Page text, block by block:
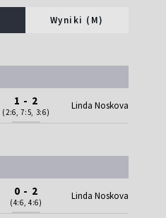
Wyniki (M)
1 - 2
(2:6, 7:5, 3:6)
Linda Noskova
0 - 2
(4:6, 4:6)
Linda Noskova